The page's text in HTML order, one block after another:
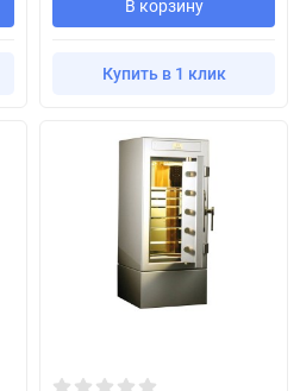
В корзину
Купить в 1 клик